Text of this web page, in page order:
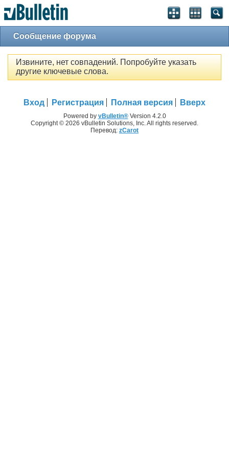
Сообщение форума
Извините, нет совпадений. Попробуйте указать
другие ключевые слова.
Вход Регистрация Полная версия Вверх
Powered by vBulletin®Version 4.2.0
Copyright © 2026 vBulletin Solutions, Inc. All rights reserved.
Перевод: zCarot